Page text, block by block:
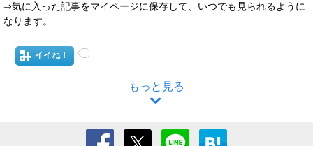
⇒気に入った記事をマイページに保存して、いつでも見られるように
なります。
イイね！
もっと見る